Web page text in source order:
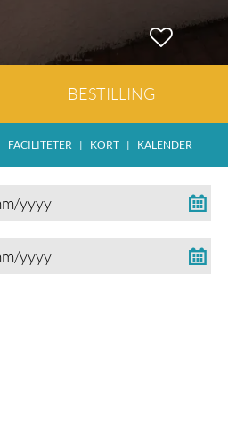
BESTILLING
FACILITETER | KORT | KALENDER